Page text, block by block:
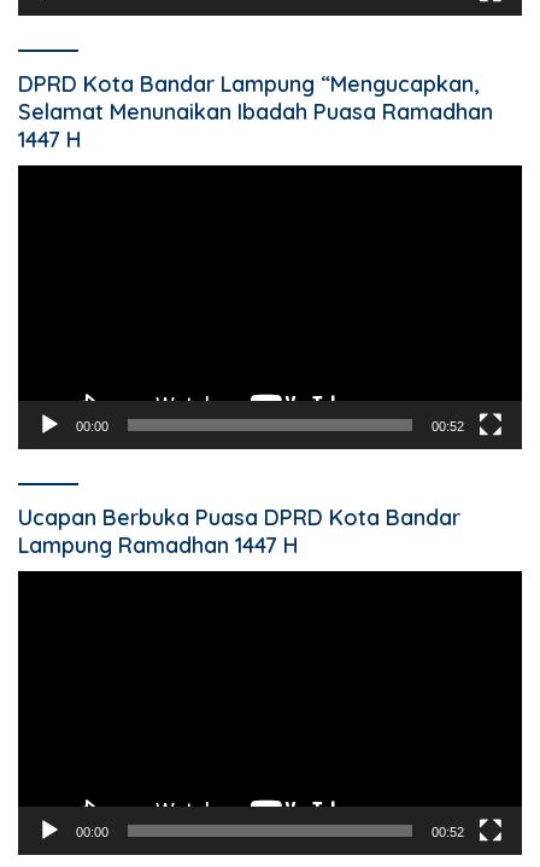
DPRD Kota Bandar Lampung “Mengucapkan,
Selamat Menunaikan Ibadah Puasa Ramadhan
1447 H
00:00 00:52
Ucapan Berbuka Puasa DPRD Kota Bandar
Lampung Ramadhan 1447 H
00:00 00:52